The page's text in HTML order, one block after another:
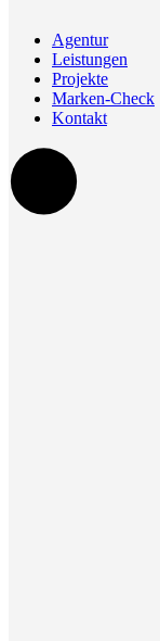
Agentur
Leistungen
Projekte
Marken-Check
Kontakt